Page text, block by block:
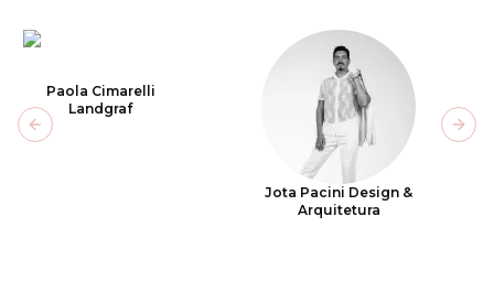
Paola Cimarelli
Landgraf
Jota Pacini Design &
Arquitetura
Previous slide